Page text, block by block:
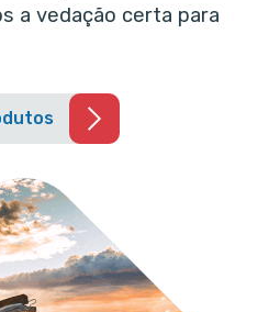
a vedação certa para